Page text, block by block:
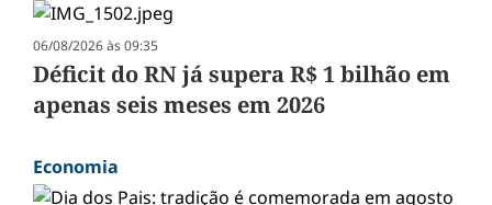
06/08/2026 às 09:35
Déficit do RN já supera R$ 1 bilhão em
apenas seis meses em 2026
Economia